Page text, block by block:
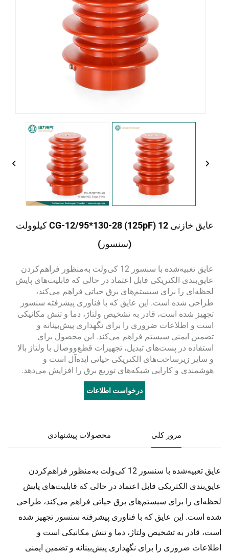
عایق خازنی CG-12/95*130-28 (125pF) 12 کیلوولت
(سنسور)
عایق تعبیه‌شده با سنسور 12 کی‌ولت به‌منظور فراهم‌کردن
عایق‌بندی الکتریکی قابل اعتماد در حالی که قابلیت‌های پایش
لحظه‌ای را برای سیستم‌های برق حیاتی فراهم می‌کند،
طراحی شده است. این عایق که با فناوری پیشرفته سنسور
تجهیز شده است، قادر به تشخیص ولتاژ، دما و تنش مکانیکی
است و اطلاعات ضروری را برای نگهداری پیش‌بینانه و
تضمین ایمنی سیستم فراهم می‌کند. این محصول برای
استفاده در پست‌های تبدیل، تجهیزات قطع‌ووصال با ولتاژ بالا
و سایر زیرساخت‌های الکتریکی حیاتی ایده‌آل است و
هوشمندی و کارایی شبکه‌های توزیع برق را افزایش می‌دهد.
درخواست اطلاعات
مرور کلی محصولات پیشنهادی
عایق تعبیه‌شده با سنسور 12 کی‌ولت به‌منظور فراهم‌کردن
عایق‌بندی الکتریکی قابل اعتماد در حالی که قابلیت‌های پایش
لحظه‌ای را برای سیستم‌های برق حیاتی فراهم می‌کند، طراحی
شده است. این عایق که با فناوری پیشرفته سنسور تجهیز شده
است، قادر به تشخیص ولتاژ، دما و تنش مکانیکی است و
اطلاعات ضروری را برای نگهداری پیش‌بینانه و تضمین ایمنی